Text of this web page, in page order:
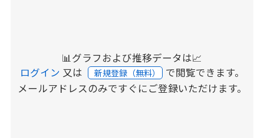
📊グラフおよび推移データは📈
ログイン 又は 新規登録（無料） で閲覧できます。
メールアドレスのみですぐにご登録いただけます。